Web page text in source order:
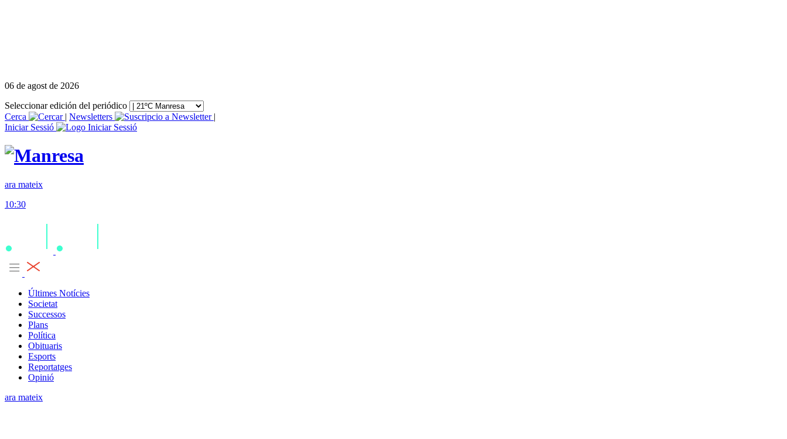
06 de agost de 2026
Seleccionar edición del periódico
Cerca
| Newsletters
|
Iniciar Sessió
ara mateix
10:30
Últimes Notícies
Societat
Successos
Plans
Política
Obituaris
Esports
Reportatges
Opinió
ara mateix